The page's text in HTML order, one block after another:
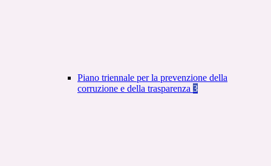
Piano triennale per la prevenzione della
corruzione e della trasparenza 3